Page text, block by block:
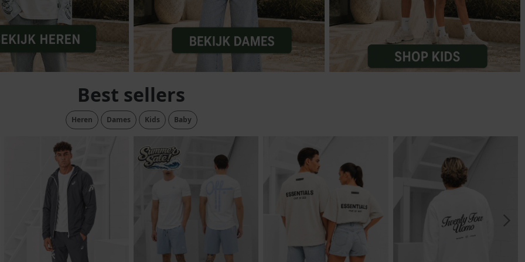
Marokko
Nigeria
Portugal
MID SEASON-SALE DAMES MID SEASON-SALE KIDS
Best sellers
Heren Dames Kids Baby